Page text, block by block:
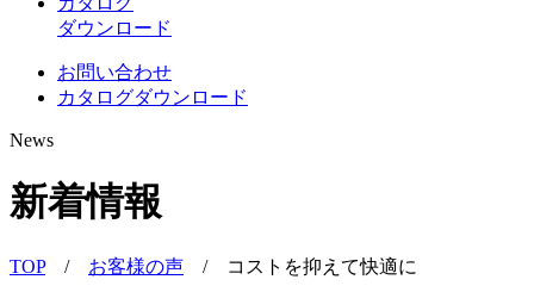
ダウンロード
お問い合わせ
カタログダウンロード
News
新着情報
TOP/ お客様の声 / コストを抑えて快適に